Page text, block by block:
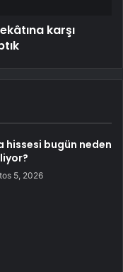
karşı
hissesi bugün neden
5, 2026